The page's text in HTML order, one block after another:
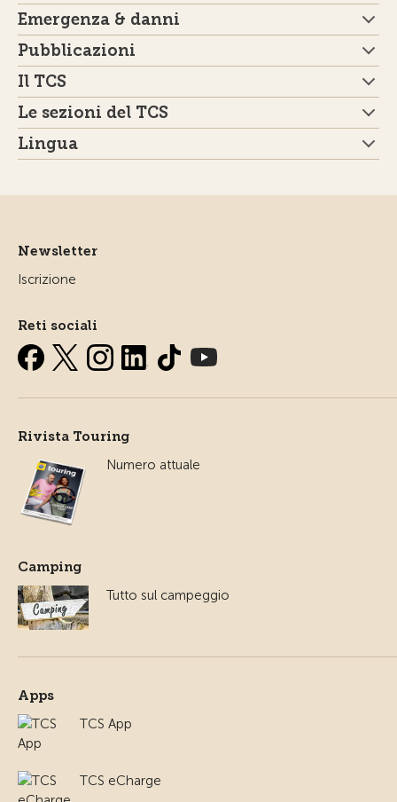
Emergenza & danni
Pubblicazioni
Il TCS
Le sezioni del TCS
Lingua
Newsletter
Iscrizione
Reti sociali
Rivista Touring
Numero attuale
Camping
Tutto sul campeggio
Apps
TCS App
TCS eCharge